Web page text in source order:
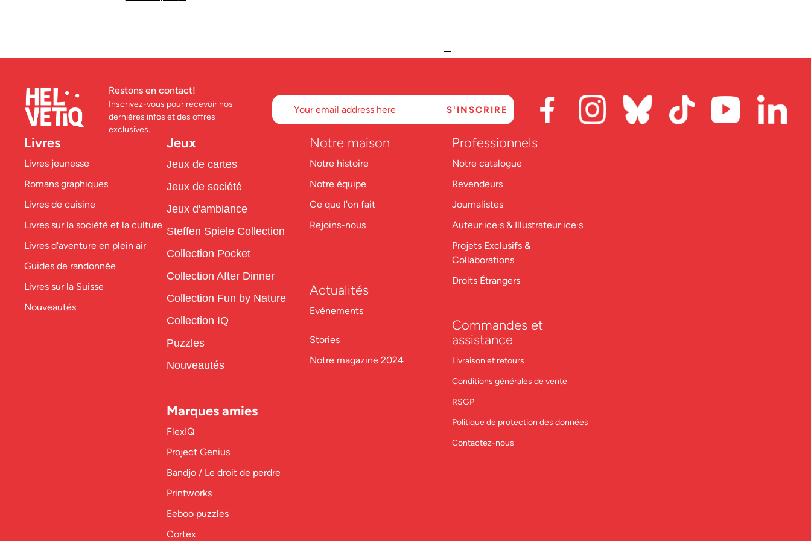
Restons en contact!
Inscrivez-vous pour recevoir nos
dernières infos et des offres
exclusives.
Livres
Livres jeunesse
Romans graphiques
Livres de cuisine
Livres sur la société et la culture
Livres d'aventure en plein air
Guides de randonnée
Livres sur la Suisse
Nouveautés
Jeux
Jeux de cartes
Jeux de société
Jeux d'ambiance
Steffen Spiele Collection
Collection Pocket
Collection After Dinner
Collection Fun by Nature
Collection IQ
Puzzles
Nouveautés
Marques amies
FlexIQ
Project Genius
Bandjo / Le droit de perdre
Printworks
Eeboo puzzles
Cortex
Notre maison
Notre histoire
Notre équipe
Ce que l'on fait
Rejoins-nous
Actualités
Evénements
Stories
Notre magazine 2024
Professionnels
Notre catalogue
Revendeurs
Journalistes
Auteur·ice·s & Illustrateur·ice·s
Projets Exclusifs &
Collaborations
Droits Étrangers
Commandes et
assistance
Livraison et retours
Conditions générales de vente
RSGP
Politique de protection des données
Contactez-nous